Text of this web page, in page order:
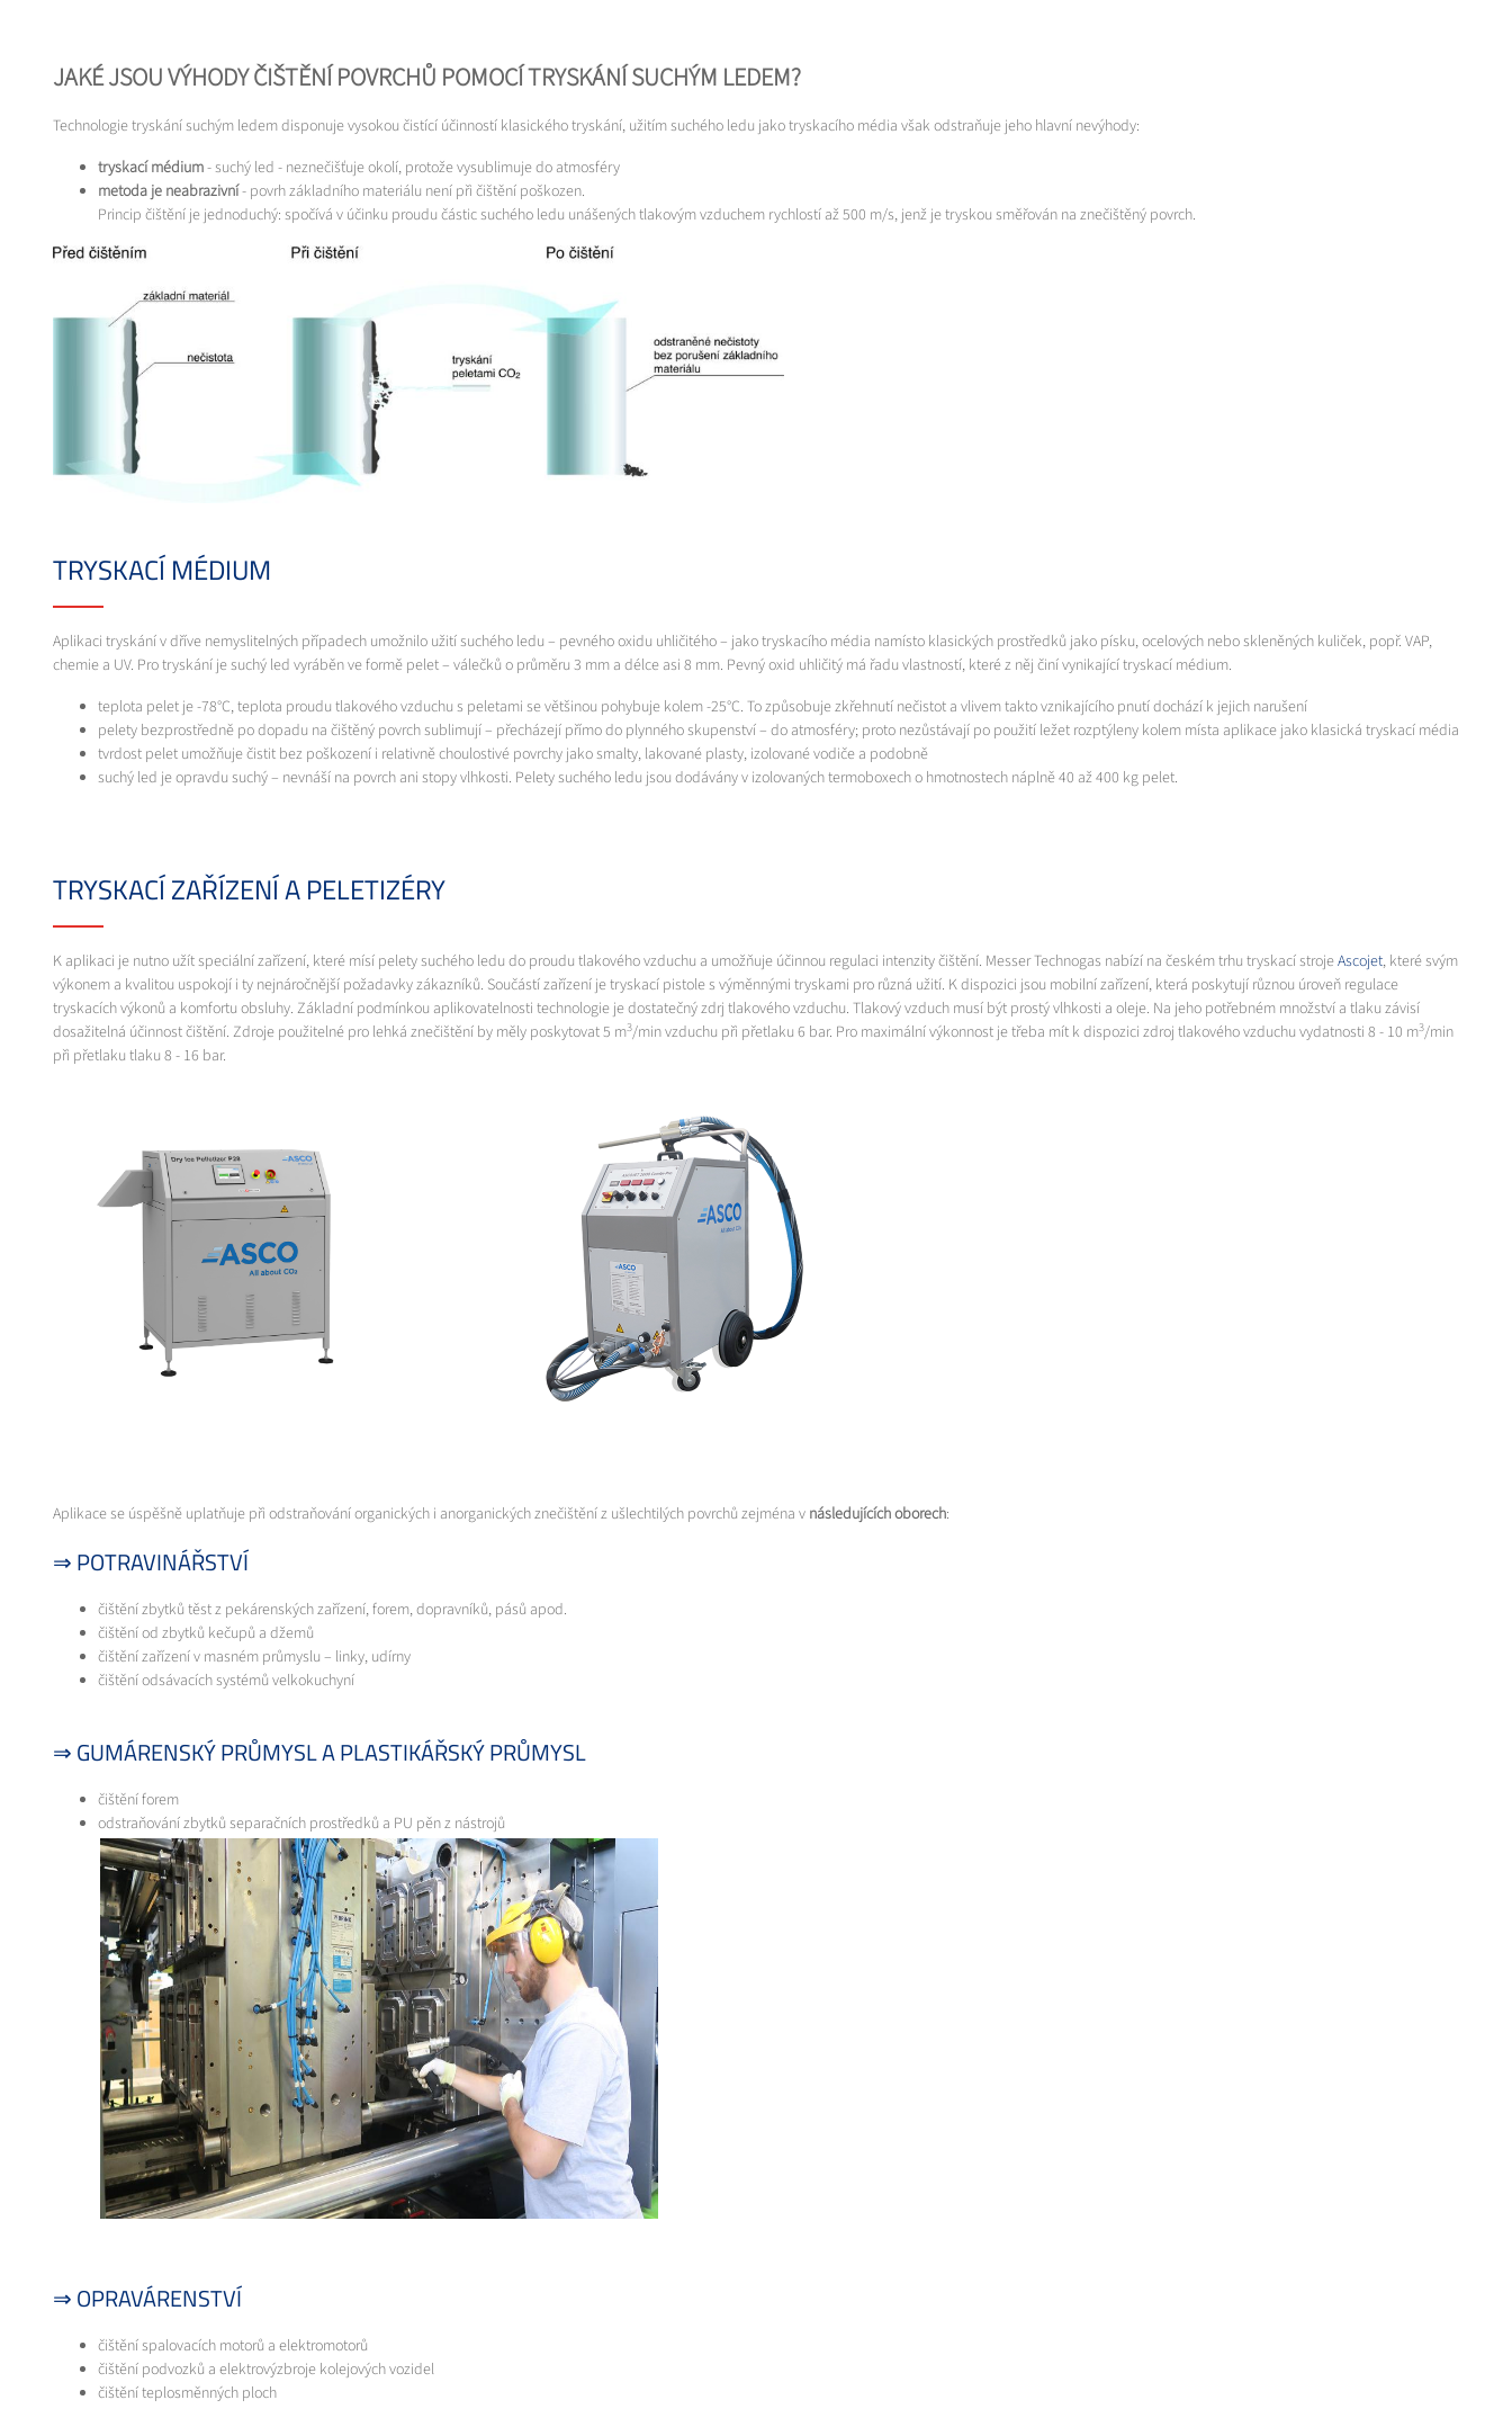
JAKÉ JSOU VÝHODY ČIŠTĚNÍ POVRCHŮ POMOCÍ TRYSKÁNÍ SUCHÝM LEDEM?
Technologie tryskání suchým ledem disponuje vysokou čistící účinností klasického tryskání, užitím suchého ledu jako tryskacího média však odstraňuje jeho hlavní nevýhody:
tryskací médium- suchý led - neznečišťuje okolí, protože vysublimuje do atmosféry
metoda je neabrazivní- povrh základního materiálu není při čištění poškozen.
Princip čištění je jednoduchý: spočívá v účinku proudu částic suchého ledu unášených tlakovým vzduchem rychlostí až 500 m/s, jenž je tryskou směřován na znečištěný povrch.
TRYSKACÍ MÉDIUM
Aplikaci tryskání v dříve nemyslitelných případech umožnilo užití suchého ledu – pevného oxidu uhličitého – jako tryskacího média namísto klasických prostředků jako písku, ocelových nebo skleněných kuliček, popř. VAP,
chemie a UV. Pro tryskání je suchý led vyráběn ve formě pelet – válečků o průměru 3 mm a délce asi 8 mm. Pevný oxid uhličitý má řadu vlastností, které z něj činí vynikající tryskací médium.
teplota pelet je -78°C, teplota proudu tlakového vzduchu s peletami se většinou pohybuje kolem -25°C. To způsobuje zkřehnutí nečistot a vlivem takto vznikajícího pnutí dochází k jejich narušení
pelety bezprostředně po dopadu na čištěný povrch sublimují – přecházejí přímo do plynného skupenství – do atmosféry; proto nezůstávají po použití ležet rozptýleny kolem místa aplikace jako klasická tryskací média
tvrdost pelet umožňuje čistit bez poškození i relativně choulostivé povrchy jako smalty, lakované plasty, izolované vodiče a podobně
suchý led je opravdu suchý – nevnáší na povrch ani stopy vlhkosti. Pelety suchého ledu jsou dodávány v izolovaných termoboxech o hmotnostech náplně 40 až 400 kg pelet.
TRYSKACÍ ZAŘÍZENÍ A PELETIZÉRY
K aplikaci je nutno užít speciální zařízení, které mísí pelety suchého ledu do proudu tlakového vzduchu a umožňuje účinnou regulaci intenzity čištění. Messer Technogas nabízí na českém trhu tryskací strojeAscojet, které svým
výkonem a kvalitou uspokojí i ty nejnáročnější požadavky zákazníků. Součástí zařízení je tryskací pistole s výměnnými tryskami pro různá užití. K dispozici jsou mobilní zařízení, která poskytují různou úroveň regulace
tryskacích výkonů a komfortu obsluhy. Základní podmínkou aplikovatelnosti technologie je dostatečný zdrj tlakového vzduchu. Tlakový vzduch musí být prostý vlhkosti a oleje. Na jeho potřebném množství a tlaku závisí
dosažitelná účinnost čištění. Zdroje použitelné pro lehká znečištění by měly poskytovat 5 m3/min vzduchu při přetlaku 6 bar. Pro maximální výkonnost je třeba mít k dispozici zdroj tlakového vzduchu vydatnosti 8 - 10 m3/min
při přetlaku tlaku 8 - 16 bar.
Aplikace se úspěšně uplatňuje při odstraňování organických i anorganických znečištění z ušlechtilých povrchů zejména v následujících oborech:
⇒ POTRAVINÁŘSTVÍ
čištění zbytků těst z pekárenských zařízení, forem, dopravníků, pásů apod.
čištění od zbytků kečupů a džemů
čištění zařízení v masném průmyslu – linky, udírny
čištění odsávacích systémů velkokuchyní
⇒ GUMÁRENSKÝ PRŮMYSL A PLASTIKÁŘSKÝ PRŮMYSL
čištění forem
odstraňování zbytků separačních prostředků a PU pěn z nástrojů
⇒ OPRAVÁRENSTVÍ
čištění spalovacích motorů a elektromotorů
čištění podvozků a elektrovýzbroje kolejových vozidel
čištění teplosměnných ploch